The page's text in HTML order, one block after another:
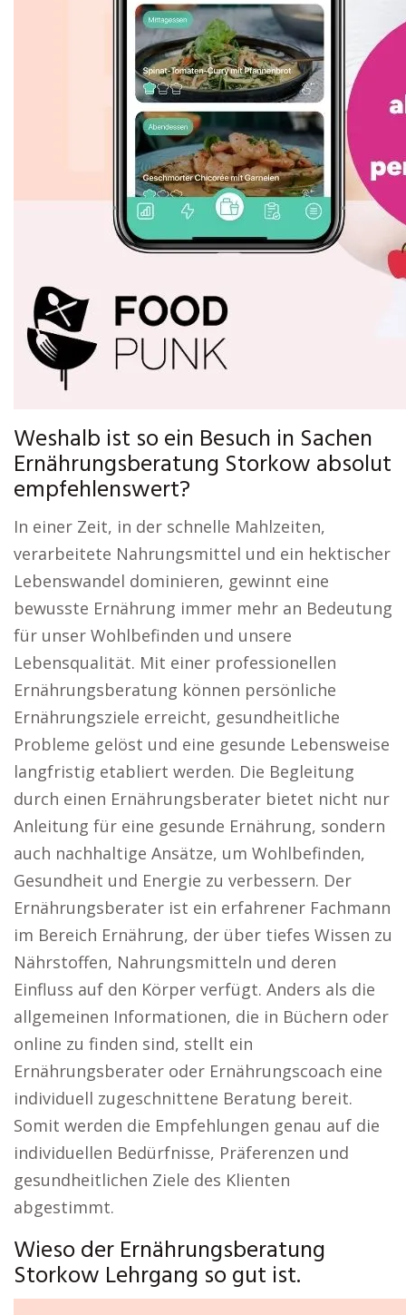
Weshalb ist so ein Besuch in Sachen
Ernährungsberatung Storkow absolut
empfehlenswert?
In einer Zeit, in der schnelle Mahlzeiten,
verarbeitete Nahrungsmittel und ein hektischer
Lebenswandel dominieren, gewinnt eine
bewusste Ernährung immer mehr an Bedeutung
für unser Wohlbefinden und unsere
Lebensqualität. Mit einer professionellen
Ernährungsberatung können persönliche
Ernährungsziele erreicht, gesundheitliche
Probleme gelöst und eine gesunde Lebensweise
langfristig etabliert werden. Die Begleitung
durch einen Ernährungsberater bietet nicht nur
Anleitung für eine gesunde Ernährung, sondern
auch nachhaltige Ansätze, um Wohlbefinden,
Gesundheit und Energie zu verbessern. Der
Ernährungsberater ist ein erfahrener Fachmann
im Bereich Ernährung, der über tiefes Wissen zu
Nährstoffen, Nahrungsmitteln und deren
Einfluss auf den Körper verfügt. Anders als die
allgemeinen Informationen, die in Büchern oder
online zu finden sind, stellt ein
Ernährungsberater oder Ernährungscoach eine
individuell zugeschnittene Beratung bereit.
Somit werden die Empfehlungen genau auf die
individuellen Bedürfnisse, Präferenzen und
gesundheitlichen Ziele des Klienten
abgestimmt.
Wieso der Ernährungsberatung
Storkow Lehrgang so gut ist.